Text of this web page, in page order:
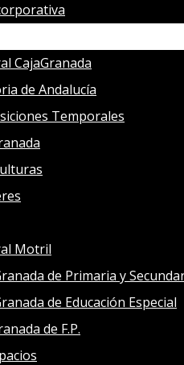
CajaGranada
de Andalucía
Temporales
Motril
de Primaria y
de Educación Especial
de F.P.